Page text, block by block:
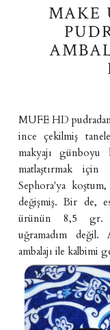
MAKE
MUFE HD
ince çekilmiş
makyajı
matlaştırmak için
Sephora'ya
değişmiş. Bir de,
ürünün 8,5 gr.
uğramadım değil.
ambalajı ile kalbimi